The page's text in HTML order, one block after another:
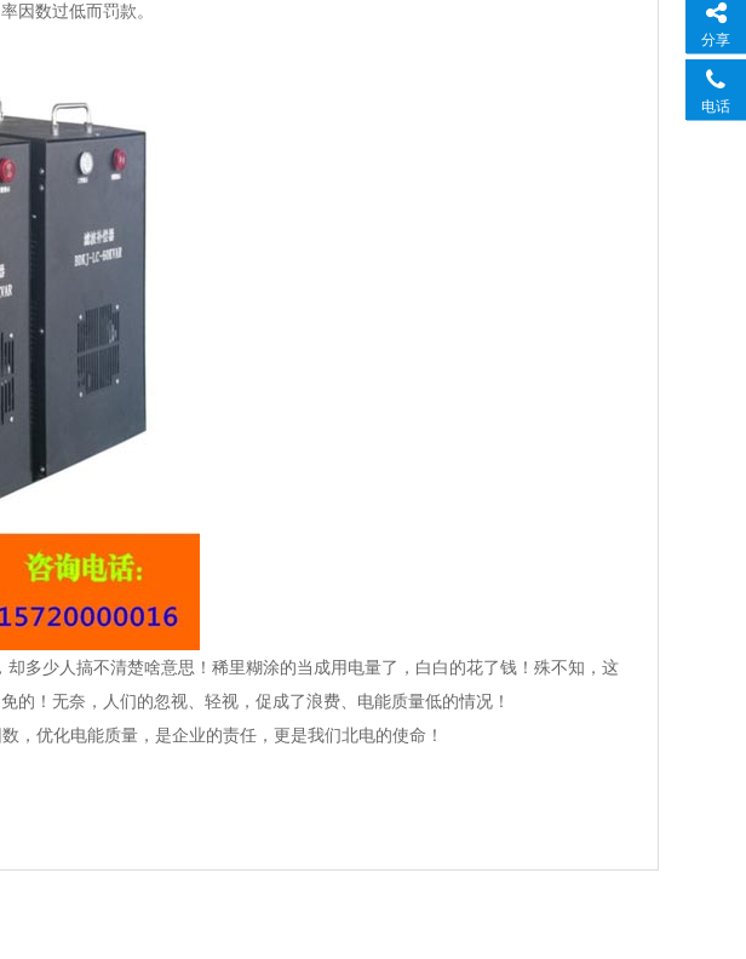
因数过低而罚款。
少人搞不清楚啥意思！稀里糊涂的当成用电量了，白白的花了钱！殊不知，这
的！无奈，人们的忽视、轻视，促成了浪费、电能质量低的情况！
优化电能质量，是企业的责任，更是我们北电的使命！
分享
电话